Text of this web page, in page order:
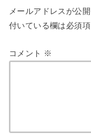
メールアドレスが公
付いている欄は必須
コメント ※